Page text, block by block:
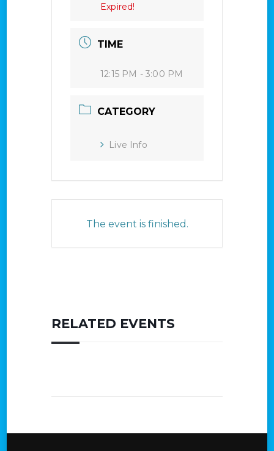
Expired!
TIME
12:15 PM - 3:00 PM
CATEGORY
Live Info
The event is finished.
RELATED EVENTS